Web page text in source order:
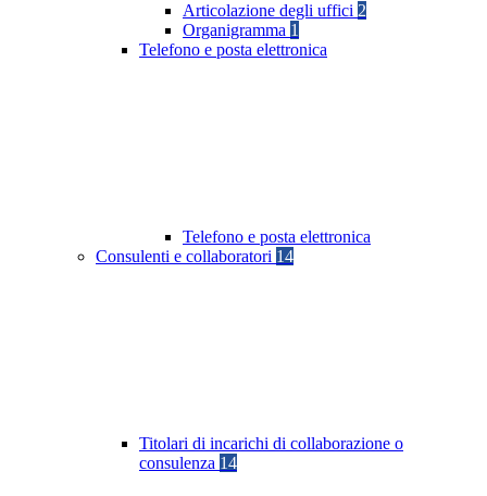
Articolazione degli uffici 2
Organigramma 1
Telefono e posta elettronica
Telefono e posta elettronica
Consulenti e collaboratori 14
Titolari di incarichi di collaborazione o
consulenza 14